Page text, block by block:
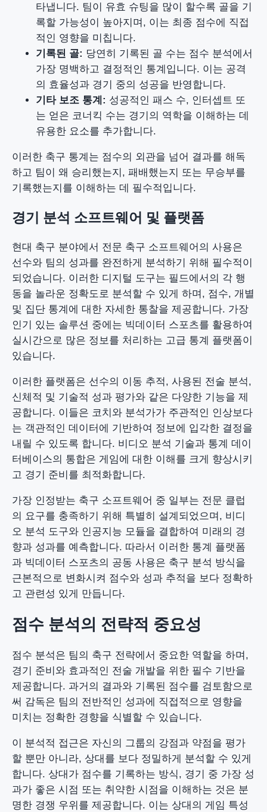
타냅니다. 팀이 유효 슈팅을 많이 할수록 골을 기
록할 가능성이 높아지며, 이는 최종 점수에 직접
적인 영향을 미칩니다.
기록된 골: 당연히 기록된 골 수는 점수 분석에서
가장 명백하고 결정적인 통계입니다. 이는 공격
의 효율성과 경기 중의 성공을 반영합니다.
기타 보조 통계: 성공적인 패스 수, 인터셉트 또
는 얻은 코너킥 수는 경기의 역학을 이해하는 데
유용한 요소를 추가합니다.
이러한 축구 통계는 점수의 외관을 넘어 결과를 해독
하고 팀이 왜 승리했는지, 패배했는지 또는 무승부를
기록했는지를 이해하는 데 필수적입니다.
경기 분석 소프트웨어 및 플랫폼
현대 축구 분야에서 전문 축구 소프트웨어의 사용은
선수와 팀의 성과를 완전하게 분석하기 위해 필수적이
되었습니다. 이러한 디지털 도구는 필드에서의 각 행
동을 놀라운 정확도로 분석할 수 있게 하며, 점수, 개별
및 집단 통계에 대한 자세한 통찰을 제공합니다. 가장
인기 있는 솔루션 중에는 빅데이터 스포츠를 활용하여
실시간으로 많은 정보를 처리하는 고급 통계 플랫폼이
있습니다.
이러한 플랫폼은 선수의 이동 추적, 사용된 전술 분석,
신체적 및 기술적 성과 평가와 같은 다양한 기능을 제
공합니다. 이들은 코치와 분석가가 주관적인 인상보다
는 객관적인 데이터에 기반하여 정보에 입각한 결정을
내릴 수 있도록 합니다. 비디오 분석 기술과 통계 데이
터베이스의 통합은 게임에 대한 이해를 크게 향상시키
고 경기 준비를 최적화합니다.
가장 인정받는 축구 소프트웨어 중 일부는 전문 클럽
의 요구를 충족하기 위해 특별히 설계되었으며, 비디
오 분석 도구와 인공지능 모듈을 결합하여 미래의 경
향과 성과를 예측합니다. 따라서 이러한 통계 플랫폼
과 빅데이터 스포츠의 공동 사용은 축구 분석 방식을
근본적으로 변화시켜 점수와 성과 추적을 보다 정확하
고 관련성 있게 만듭니다.
점수 분석의 전략적 중요성
점수 분석은 팀의 축구 전략에서 중요한 역할을 하며,
경기 준비와 효과적인 전술 개발을 위한 필수 기반을
제공합니다. 과거의 결과와 기록된 점수를 검토함으로
써 감독은 팀의 전반적인 성과에 직접적으로 영향을
미치는 정확한 경향을 식별할 수 있습니다.
이 분석적 접근은 자신의 그룹의 강점과 약점을 평가
할 뿐만 아니라, 상대를 보다 정밀하게 분석할 수 있게
합니다. 상대가 점수를 기록하는 방식, 경기 중 가장 성
과가 좋은 시점 또는 취약한 시점을 이해하는 것은 분
명한 경쟁 우위를 제공합니다. 이는 상대의 게임 특성